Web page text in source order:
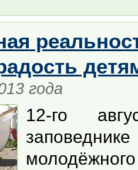
года
12-го